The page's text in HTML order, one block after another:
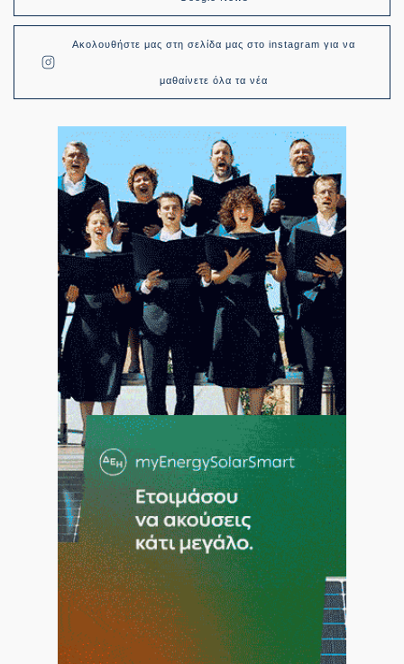
Ακολουθήστε μας στη σελίδα μας στο instagram για να
μαθαίνετε όλα τα νέα